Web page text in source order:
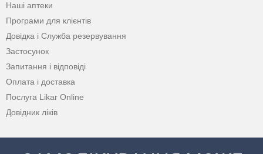
Наші аптеки
Програми для клієнтів
Довідка і Служба резервування
Застосунок
Запитання і відповіді
Оплата і доставка
Послуга Likar Online
Довідник ліків